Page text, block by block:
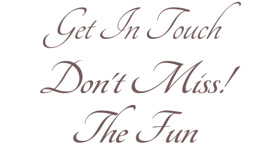
Get In Touch
!Don't Miss
The Fun